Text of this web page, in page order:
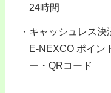
24時間
キャッシュレス決
E-NEXCO ポイン
ー・QRコード